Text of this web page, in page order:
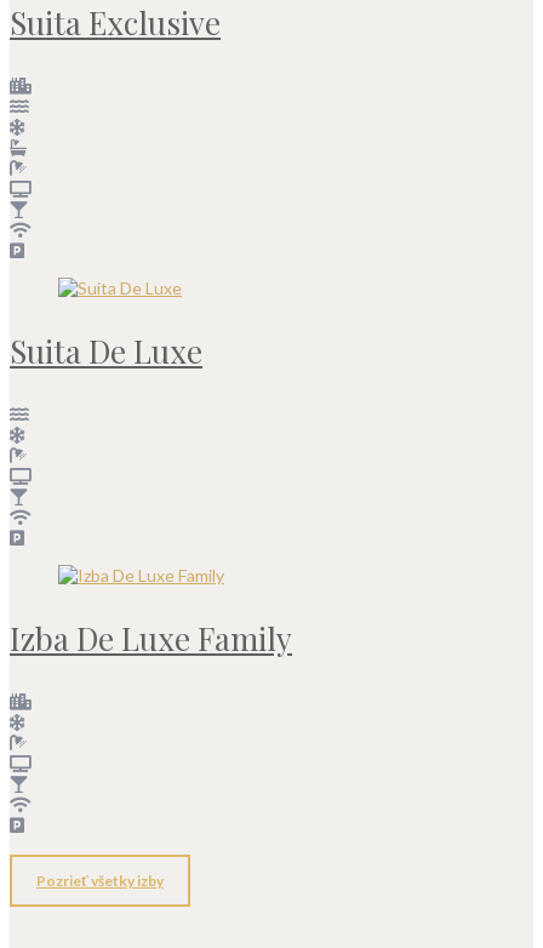
Suita Exclusive
Suita De Luxe
Izba De Luxe Family
Pozrieť všetky izby